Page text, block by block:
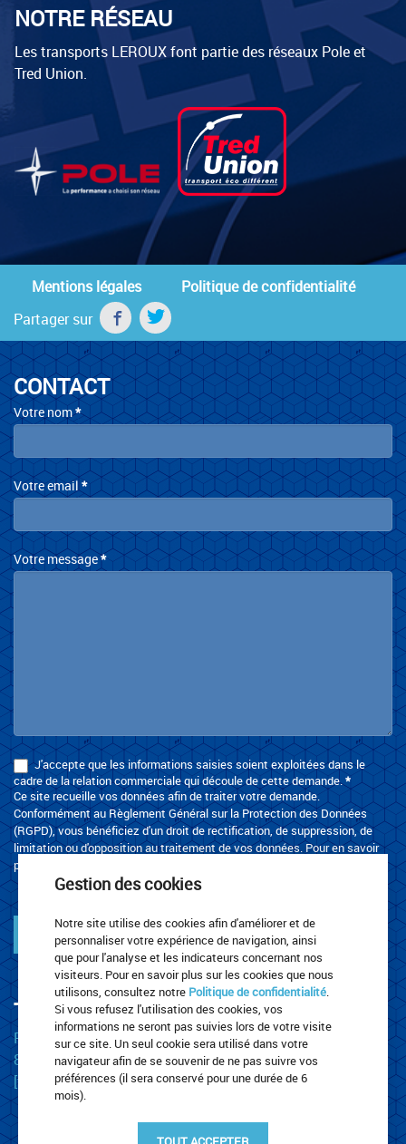
NOTRE RÉSEAU
Les transports LEROUX font partie des réseaux Pole et
Tred Union.
Mentions légales
Politique de confidentialité
Partager sur
CONTACT
Contact
Votre nom*
Votre email *
Votre message*
J'accepte que les informations saisies soient exploitées dans le
cadre de la relation commerciale qui découle de cette demande.*
Ce site recueille vos données afin de traiter votre demande.
Conformément au Règlement Général sur la Protection des Données
(RGPD), vous bénéficiez d'un droit de rectification, de suppression, de
limitation ou d'opposition au traitement de vos données. Pour en savoir
plus, merci de consulter la page
Envoyer
TRANSPORTS LEROUX
Rue Za De La Plaine
87220 Boisseuil
[t] 05 55 30 67 23
Gestion des cookies
Notre site utilise des cookies afin d'améliorer et de
personnaliser votre expérience de navigation, ainsi
que pour l'analyse et les indicateurs concernant nos
visiteurs. Pour en savoir plus sur les cookies que nous
utilisons, consultez notre Politique de confidentialité.
Si vous refusez l'utilisation des cookies, vos
informations ne seront pas suivies lors de votre visite
sur ce site. Un seul cookie sera utilisé dans votre
navigateur afin de se souvenir de ne pas suivre vos
préférences (il sera conservé pour une durée de 6
mois).